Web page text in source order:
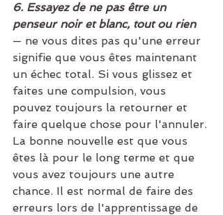
6. Essayez de ne pas être un
penseur noir et blanc, tout ou rien
— ne vous dites pas qu'une erreur
signifie que vous êtes maintenant
un échec total. Si vous glissez et
faites une compulsion, vous
pouvez toujours la retourner et
faire quelque chose pour l'annuler.
La bonne nouvelle est que vous
êtes là pour le long terme et que
vous avez toujours une autre
chance. Il est normal de faire des
erreurs lors de l'apprentissage de